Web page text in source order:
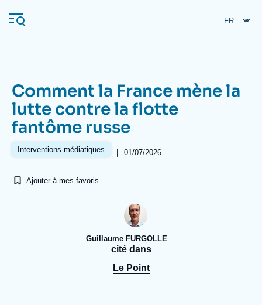
au
contenu
Navigation
principale
L'Ifri
Se connecter
À propos de l'Ifri
Proche-Orient
Comment la France mène la
lutte contre la flotte
fantôme russe
Interventions médiatiques | 01/07/2026
Ajouter à mes favoris
Guillaume FURGOLLE
cité dans
Le Point